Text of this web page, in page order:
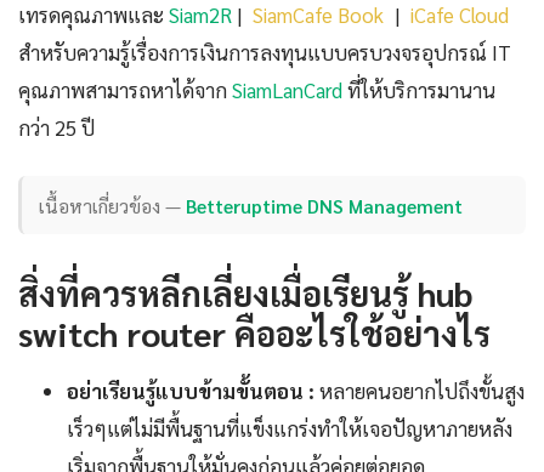
เทรดคุณภาพและ Siam2R | SiamCafe Book | iCafe Cloud
สำหรับความรู้เรื่องการเงินการลงทุนแบบครบวงจรอุปกรณ์ IT
คุณภาพสามารถหาได้จากSiamLanCardที่ให้บริการมานาน
กว่า 25 ปี
เนื้อหาเกี่ยวข้อง — Betteruptime DNS Management
สิ่งที่ควรหลีกเลี่ยงเมื่อเรียนรู้ hub
switch router คืออะไรใช้อย่างไร
อย่าเรียนรู้แบบข้ามขั้นตอน : หลายคนอยากไปถึงขั้นสูง
เร็วๆแต่ไม่มีพื้นฐานที่แข็งแกร่งทำให้เจอปัญหาภายหลัง
เริ่มจากพื้นฐานให้มั่นคงก่อนแล้วค่อยต่อยอด